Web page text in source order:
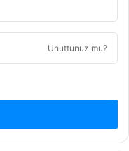
Unuttunuz mu?